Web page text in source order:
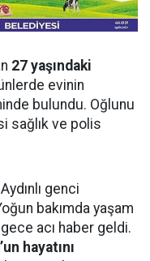
27 yaşındaki
evinin
bulundu. Oğlunu
sağlık ve polis
genci
bakımda yaşam
acı haber geldi.
hayatını